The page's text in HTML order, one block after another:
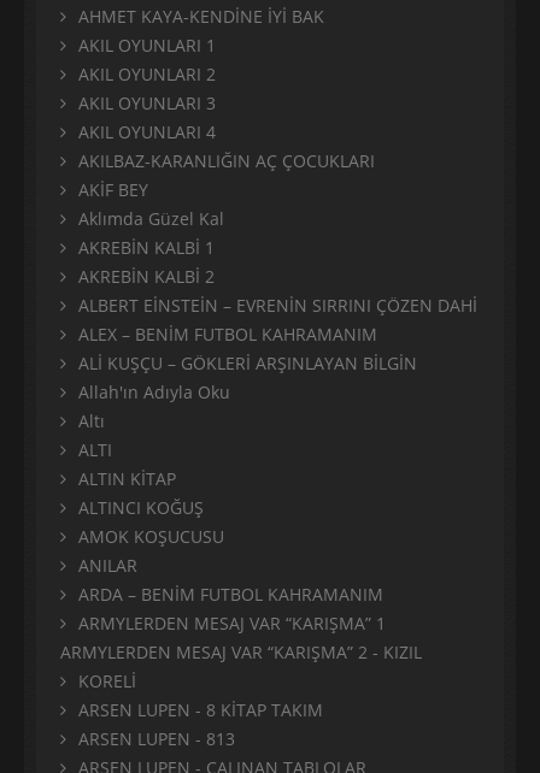
AHMET KAYA-KENDİNE İYİ BAK
AKIL OYUNLARI 1
AKIL OYUNLARI 2
AKIL OYUNLARI 3
AKIL OYUNLARI 4
AKILBAZ-KARANLIĞIN AÇ ÇOCUKLARI
AKİF BEY
Aklımda Güzel Kal
AKREBİN KALBİ 1
AKREBİN KALBİ 2
ALBERT EİNSTEİN – EVRENİN SIRRINI ÇÖZEN DAHİ
ALEX – BENİM FUTBOL KAHRAMANIM
ALİ KUŞÇU – GÖKLERİ ARŞINLAYAN BİLGİN
Allah'ın Adıyla Oku
Altı
ALTI
ALTIN KİTAP
ALTINCI KOĞUŞ
AMOK KOŞUCUSU
ANILAR
ARDA – BENİM FUTBOL KAHRAMANIM
ARMYLERDEN MESAJ VAR “KARIŞMA” 1
ARMYLERDEN MESAJ VAR “KARIŞMA” 2 - KIZIL
KORELİ
ARSEN LUPEN - 8 KİTAP TAKIM
ARSEN LUPEN - 813
ARSEN LUPEN - ÇALINAN TABLOLAR